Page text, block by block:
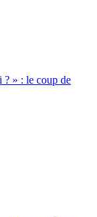
? » : le coup de